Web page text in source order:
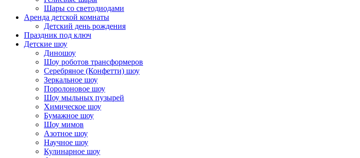
Шары со светодиодами
Аренда детской комнаты
Детский день рождения
Праздник под ключ
Детские шоу
Диношоу
Шоу роботов трансформеров
Серебряное (Конфетти) шоу
Зеркальное шоу
Поролоновое шоу
Шоу мыльных пузырей
Химическое шоу
Бумажное шоу
Шоу мимов
Азотное шоу
Научное шоу
Кулинарное шоу